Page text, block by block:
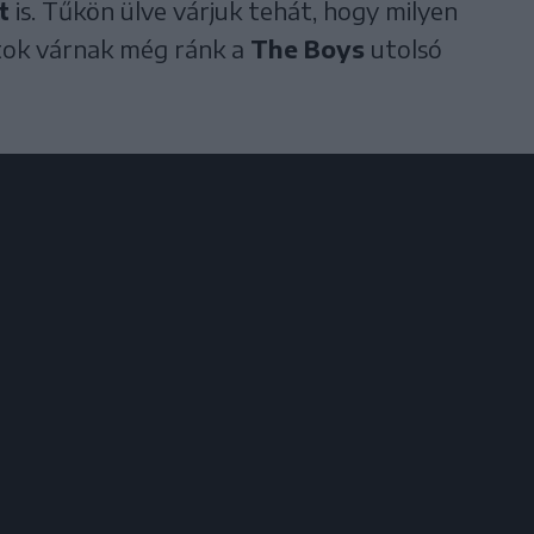
is. Tűkön ülve várjuk tehát, hogy milyen
várnak még ránk a The Boys utolsó